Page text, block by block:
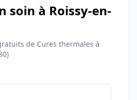
soin à Roissy-en-
de Cures thermales à